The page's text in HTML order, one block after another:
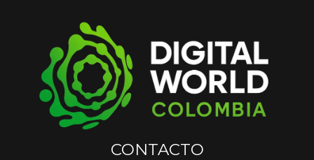
CONTACTO